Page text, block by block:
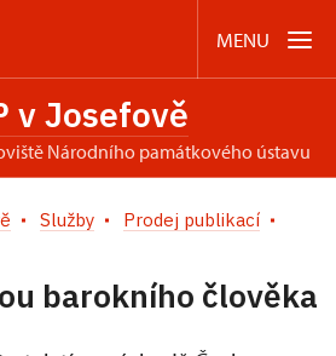
MENU
v Josefově
Národního památkového ústavu
Služby
Prodej publikací
barokního člověka